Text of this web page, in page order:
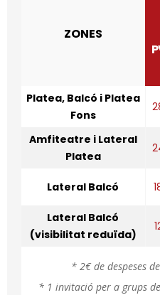
ZONES
Platea, Balcó i Platea
Fons
Amfiteatre i Lateral
Platea
Lateral Balcó
Lateral Balcó
(visibilitat reduïda)
* 2€ de despeses
* 1 invitació per a grups